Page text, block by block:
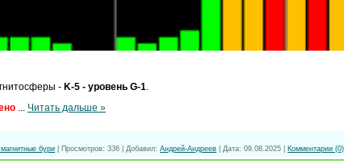
- K-5 - уровень G-1
Читать дальше »
бури Просмотров: 336 Добавил: Андрей-Андреев Дата: 09.08.2025 Комментарии (0)